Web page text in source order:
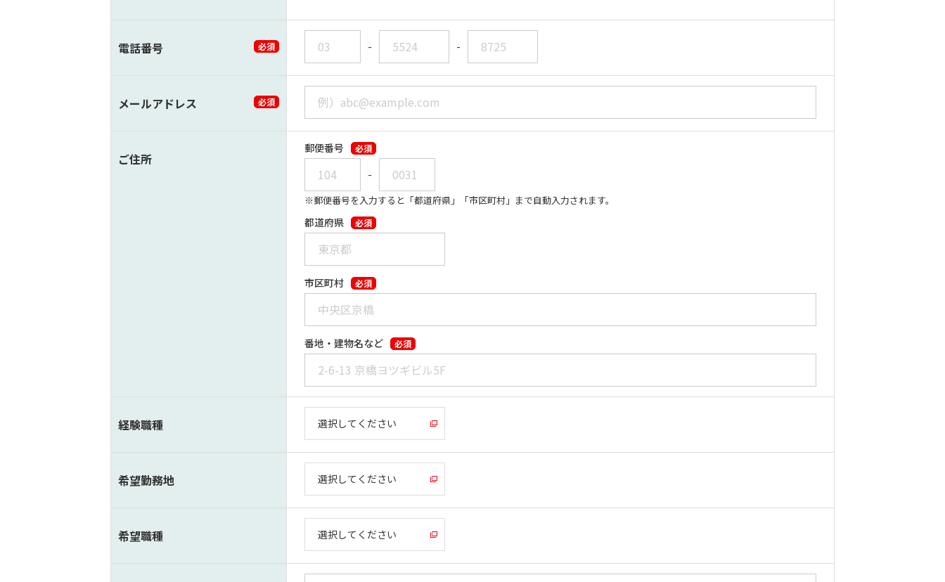
電話番号 必須 - -
メールアドレス 必須
ご住所
郵便番号 必須
-
郵便番号を入力すると「都道府県」「市区町村」まで自動入力されます。
都道府県 必須
市区町村 必須
番地・建物名など 必須
経験職種 選択してください
希望勤務地 選択してください
希望職種 選択してください